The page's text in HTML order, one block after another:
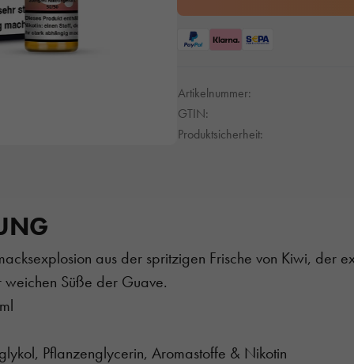
Artikelnummer:
GTIN:
Produktsicherheit:
aus der spritzigen Frische von Kiwi, der
weichen Süße der Guave.
Pflanzenglycerin, Aromastoffe & Nikotin